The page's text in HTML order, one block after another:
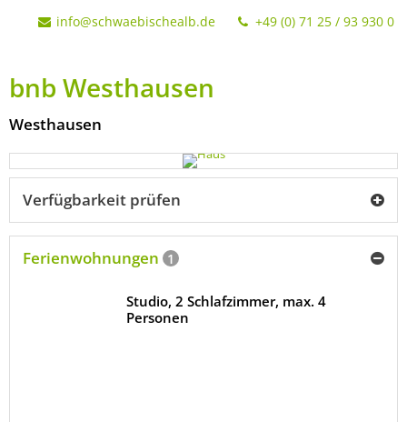
info@schwaebischealb.de +49 (0) 71 25 / 93 930 0
bnb Westhausen
Westhausen
Verfügbarkeit prüfen
Ferienwohnungen 1
Studio, 2 Schlafzimmer, max. 4
Personen